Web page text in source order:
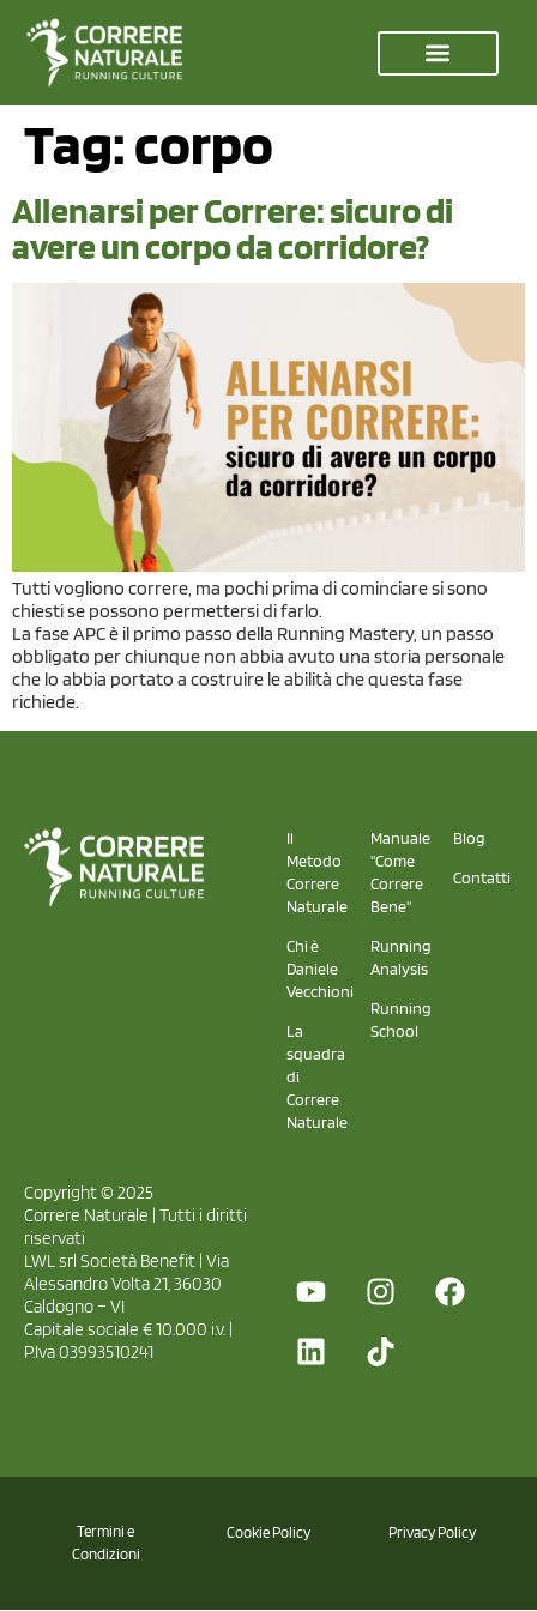
Tag:corpo
Allenarsi per Correre: sicuro di
avere un corpo da corridore?
Tutti vogliono correre, ma pochi prima di cominciare si sono
chiesti se possono permettersi di farlo.
La fase APC è il primo passo della Running Mastery, un passo
obbligato per chiunque non abbia avuto una storia personale
che lo abbia portato a costruire le abilità che questa fase
richiede.
Il
Metodo
Correre
Naturale
Chi è
Daniele
Vecchioni
La
squadra
di
Correre
Naturale
Manuale
"Come
Correre
Bene"
Running
Analysis
Running
School
Blog
Contatti
Copyright © 2025
Correre Naturale | Tutti i diritti
riservati
LWL srl Società Benefit | Via
Alessandro Volta 21, 36030
Caldogno – VI
Capitale sociale € 10.000 i.v. |
P.Iva 03993510241
Termini e
Condizioni
Cookie Policy Privacy Policy